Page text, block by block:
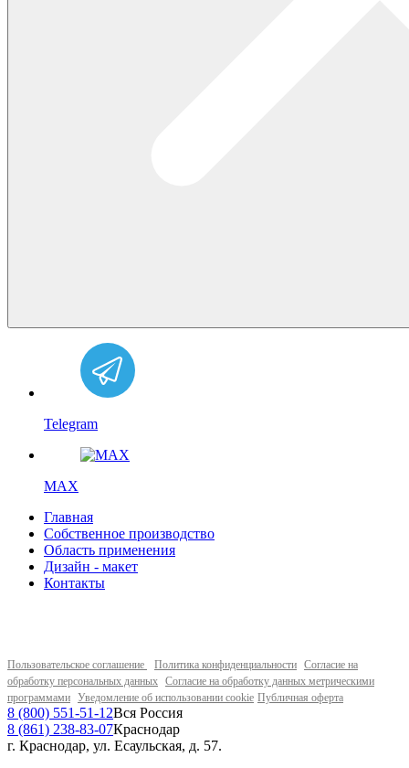
Telegram
MAX
Главная
Собственное производство
Область применения
Дизайн - макет
Контакты
Пользовательское соглашение Политика конфиденциальности Согласие на
обработку персональных данных Согласие на обработку данных метрическими
программами Уведомление об использовании cookie Публичная оферта
8 (800) 551-51-12Вся Россия
8 (861) 238-83-07Краснодар
г. Краснодар, ул. Есаульская, д. 57.